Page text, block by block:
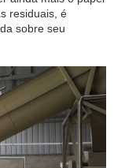
residuais, é
sobre seu